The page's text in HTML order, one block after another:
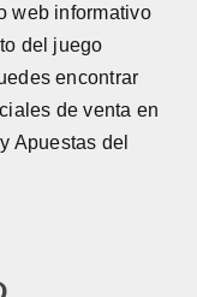
web informativo
del juego
encontrar
de venta en
Apuestas del